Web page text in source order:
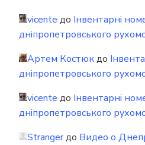
vicente до Інвентарні
дніпропетровського
Артем Костюкдо
дніпропетровського
vicente до Інвентарні
дніпропетровського
Strangerдо Видео о